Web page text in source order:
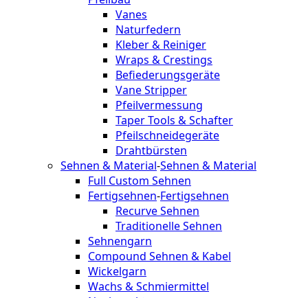
Vanes
Naturfedern
Kleber & Reiniger
Wraps & Crestings
Befiederungsgeräte
Vane Stripper
Pfeilvermessung
Taper Tools & Schafter
Pfeilschneidegeräte
Drahtbürsten
Sehnen & Material-Sehnen & Material
Full Custom Sehnen
Fertigsehnen-Fertigsehnen
Recurve Sehnen
Traditionelle Sehnen
Sehnengarn
Compound Sehnen & Kabel
Wickelgarn
Wachs & Schmiermittel